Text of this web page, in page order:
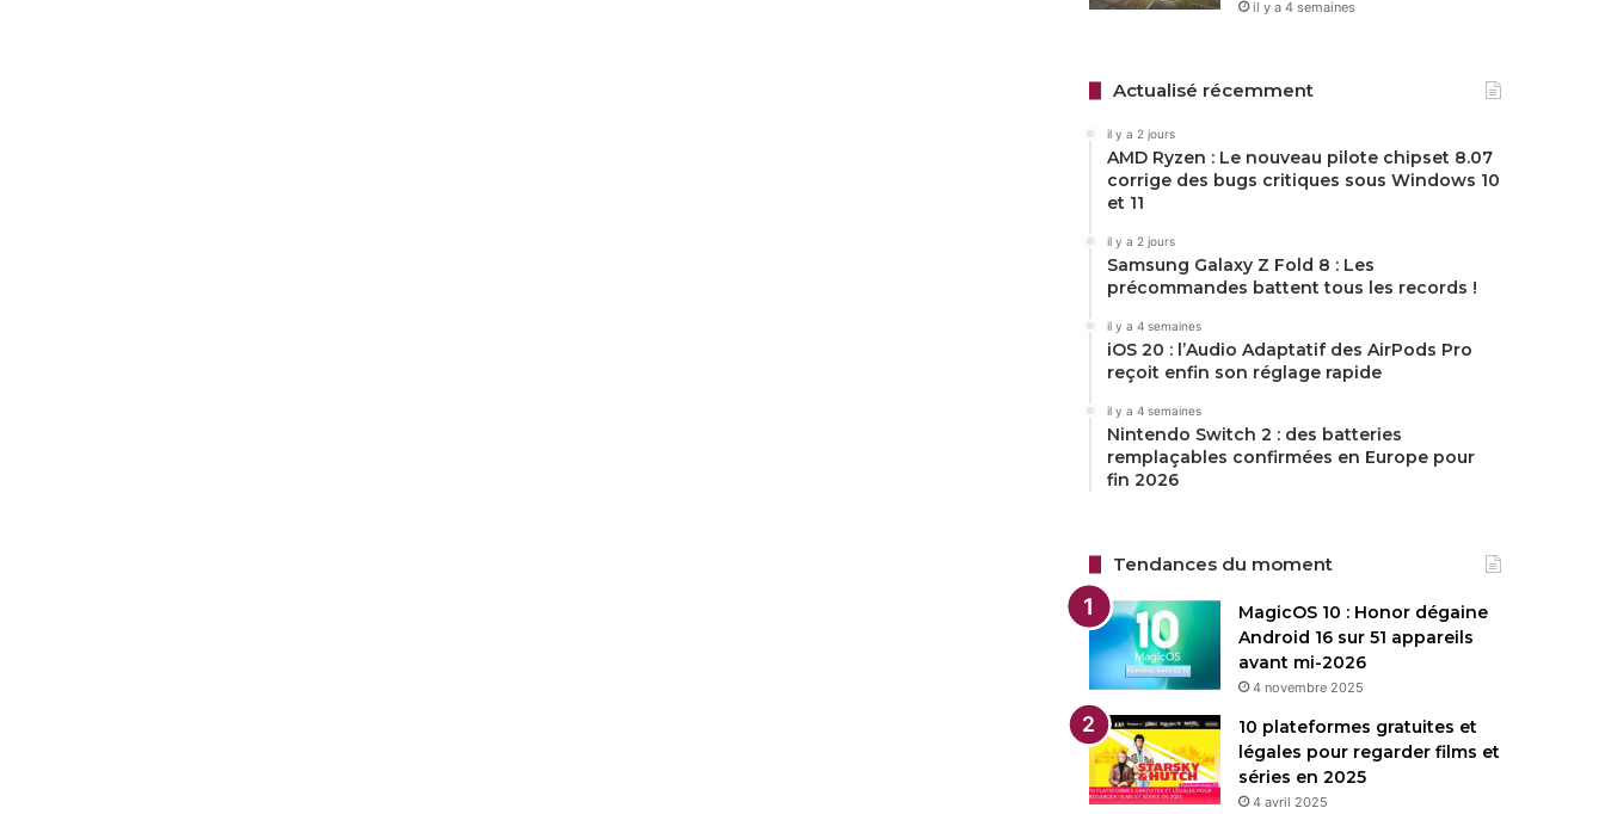
il y a 4 semaines
Actualisé récemment
il y a 2 jours
AMD Ryzen : Le nouveau pilote chipset 8.07
corrige des bugs critiques sous Windows 10
et 11
il y a 2 jours
Samsung Galaxy Z Fold 8 : Les
précommandes battent tous les records !
il y a 4 semaines
iOS 20 : l’Audio Adaptatif des AirPods Pro
reçoit enfin son réglage rapide
il y a 4 semaines
Nintendo Switch 2 : des batteries
remplaçables confirmées en Europe pour
fin 2026
Tendances du moment
MagicOS 10 : Honor dégaine
Android 16 sur 51 appareils
avant mi-2026
4 novembre 2025
10 plateformes gratuites et
légales pour regarder films et
séries en 2025
4 avril 2025